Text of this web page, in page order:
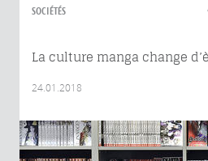
SOCIÉTÉS
La culture manga change
24.01.2018